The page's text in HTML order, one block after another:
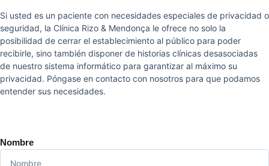
Si usted es un paciente con necesidades especiales de privacidad o
seguridad, la Clínica Rizo & Mendonça le ofrece no solo la
posibilidad de cerrar el establecimiento al público para poder
recibirle, sino también disponer de historias clínicas desasociadas
de nuestro sistema informático para garantizar al máximo su
privacidad. Póngase en contacto con nosotros para que podamos
entender sus necesidades.
Nombre